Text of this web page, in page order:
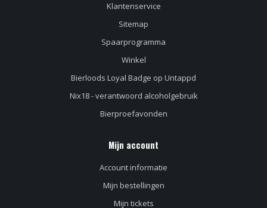
Klantenservice
Sitemap
Spaarprogramma
Winkel
Bierloods Loyal Badge op Untappd
Nix18 - verantwoord alcoholgebruik
Bierproefavonden
Mijn account
Account informatie
Mijn bestellingen
Mijn tickets